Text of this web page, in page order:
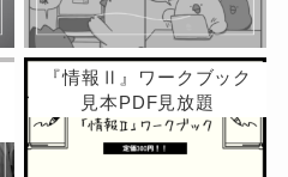
『情報Ⅱ』ワークブック
見本PDF見放題